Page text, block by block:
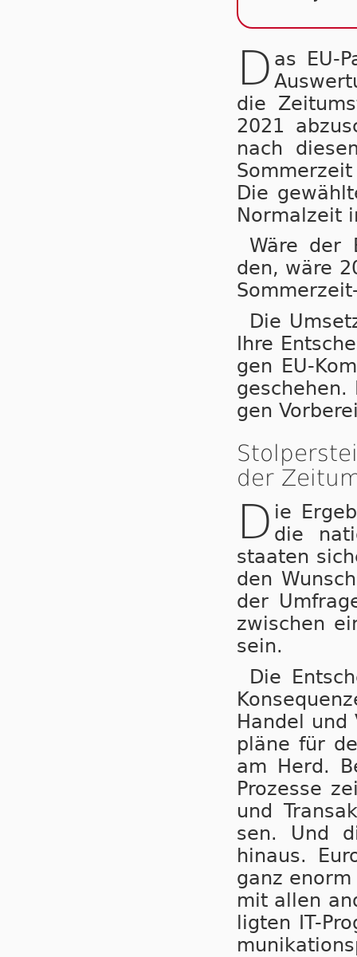
D as EU-
die
2021
nach
Die
Nor­mal­zeit
Wäre der
den, wä­re
Die
Ihre
gen EU-
gen
der
D ie
die
staa­ten
den
der
zwi­schen
sein.
Die
Han­del
plä­ne für
am Herd.
Pro­zes­se
und
sen. Und
hinaus.
ganz
mit allen
lig­ten IT-